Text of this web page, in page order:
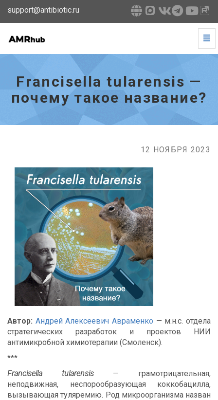
support@antibiotic.ru
Francisella
почему
название?
Francisella tularensis —
почему такое название?
12 НОЯБРЯ 2023
Автор: Андрей Алексеевич Авраменко — м.н.с. отдела
стратегических разработок и проектов НИИ
антимикробной химиотерапии (Смоленск).
***
Francisella tularensis— грамотрицательная,
неподвижная, неспорообразующая коккобацилла,
вызывающая туляремию. Род микроорганизма назван